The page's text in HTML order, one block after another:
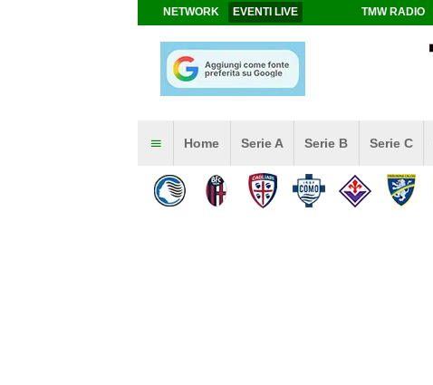
NETWORK EVENTI LIVE TMW RADIO
Home Serie A Serie B Serie C